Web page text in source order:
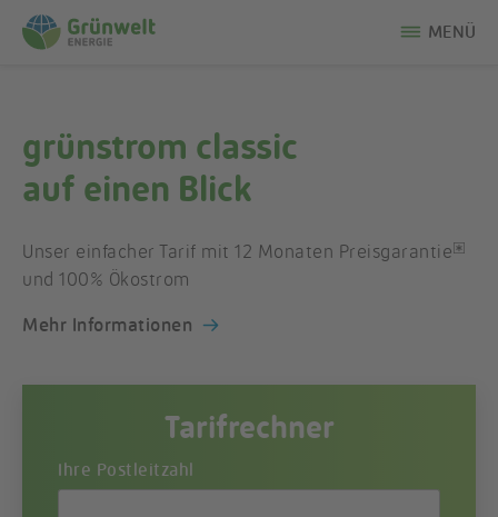
MENÜ
grünstrom classic
auf einen Blick
Unser einfacher Tarif mit 12 Monaten Preisgarantie *
und 100% Ökostrom
Mehr Informationen
Tarifrechner
Ihre Postleitzahl